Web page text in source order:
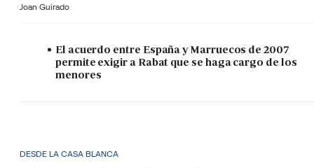
Joan Guirado
El acuerdo entre España y Marruecos de 2007
permite exigir a Rabat que se haga cargo de los
menores
DESDE LA CASA BLANCA